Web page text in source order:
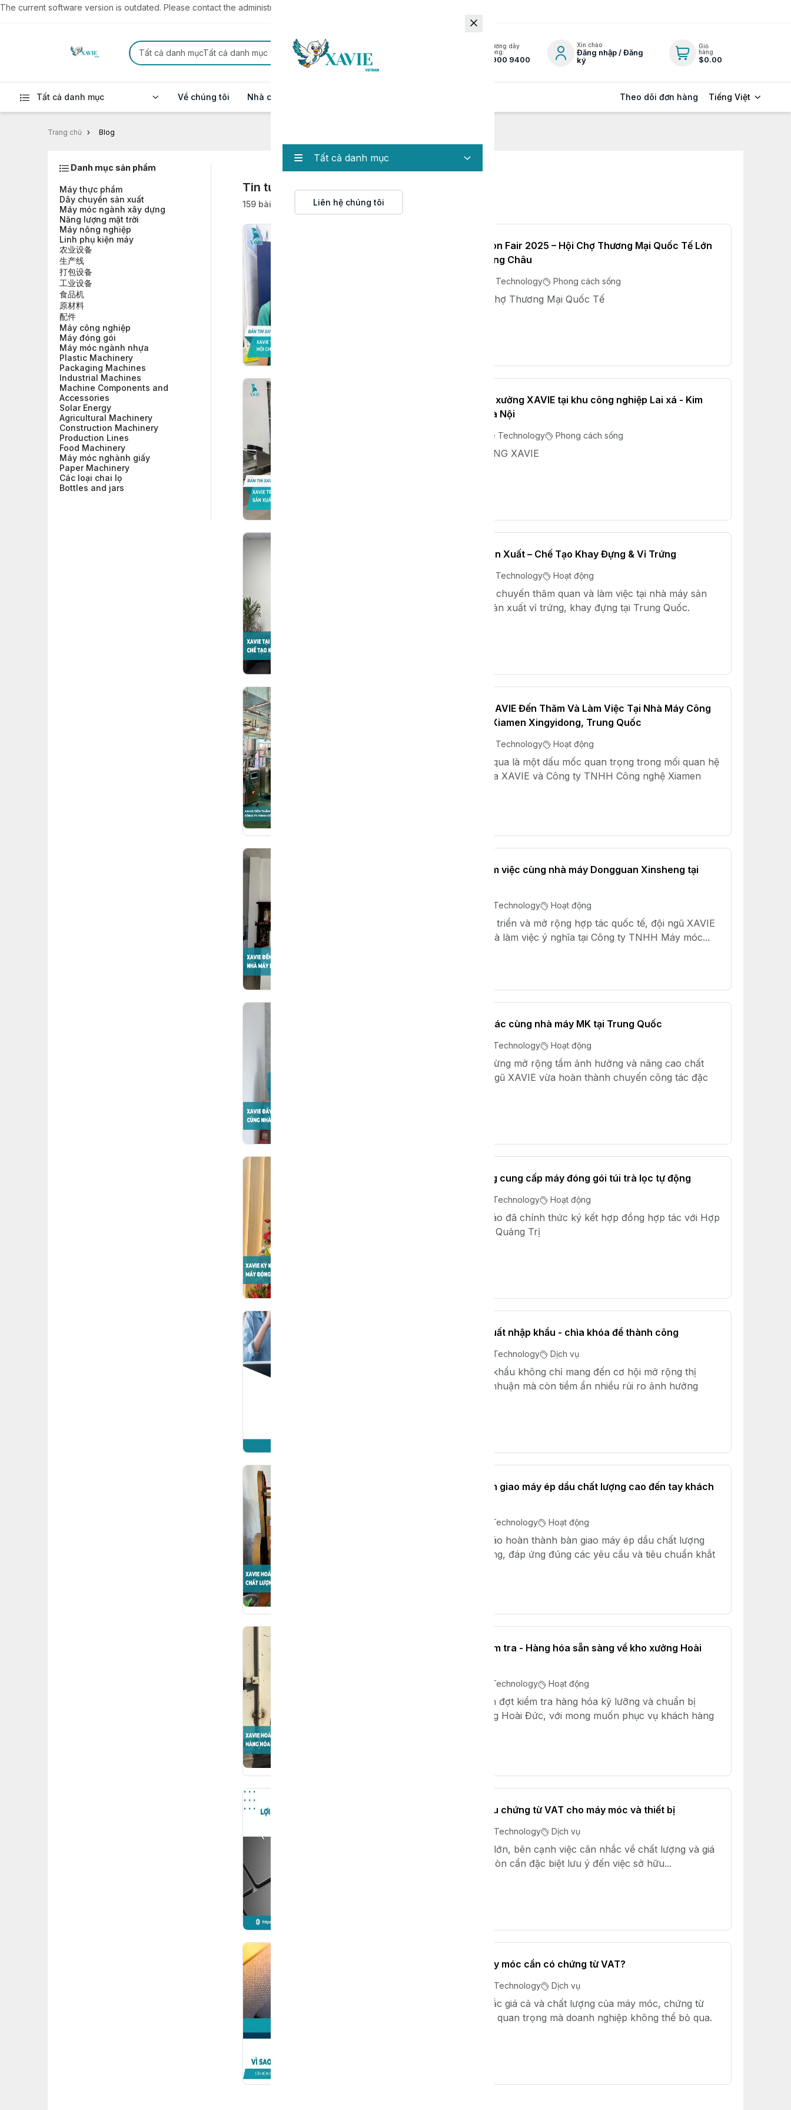
The current software version is outdated. Please contact the administrator to update to the latest version.
Tất cả danh mục
Liên hệ chúng tôi
Tất cả danh mụcTất cả danh mục
Đường dây
nóng:
1900 9400
Xin chào
Đăng nhập / Đăng
ký
Giỏ
hàng
$0.00
Tất cả danh mục Về chúng tôi Nhà cung cấp Theo dõi đơn hàng Tiếng Việt
Trang chủ Blog
Danh mục sản phẩm
Máy thực phẩm
Dây chuyền sản xuất
Máy móc ngành xây dựng
Năng lượng mặt trời
Máy nông nghiệp
Linh phụ kiện máy
农业设备
生产线
打包设备
工业设备
食品机
原材料
配件
Máy công nghiệp
Máy đóng gói
Máy móc ngành nhựa
Plastic Machinery
Packaging Machines
Industrial Machines
Machine Components and
Accessories
Solar Energy
Agricultural Machinery
Construction Machinery
Production Lines
Food Machinery
Máy móc nghành giấy
Paper Machinery
Các loại chai lọ
Bottles and jars
Tin tức
159 bài viết
XAVIE Tham Dự Canton Fair 2025 – Hội Chợ Thương Mại Quốc Tế Lớn
Nhất Thế Giới Tại Quảng Châu
Xavie Technology Phong cách sống
XAVIE Tham Dự Hội Chợ Thương Mại Quốc Tế
Một góc hình ảnh nhà xưởng XAVIE tại khu công nghiệp Lai xá - Kim
Chung - Hoài Đức - Hà Nội
Xavie Technology Phong cách sống
HÌNH ẢNH NHÀ XƯỞNG XAVIE
XAVIE Tại Nhà Máy Sản Xuất – Chế Tạo Khay Đựng & Vỉ Trứng
Xavie Technology Hoạt động
Vừa qua, XAVIE đã có chuyến thăm quan và làm việc tại nhà máy sản
xuất và chế tạo máy sản xuất vỉ trứng, khay đựng tại Trung Quốc.
Hành Trình Gắn Kết: XAVIE Đến Thăm Và Làm Việc Tại Nhà Máy Công
Ty TNHH Công Nghệ Xiamen Xingyidong, Trung Quốc
Xavie Technology Hoạt động
Chuyến công tác vừa qua là một dấu mốc quan trọng trong mối quan hệ
hợp tác chiến lược giữa XAVIE và Công ty TNHH Công nghệ Xiamen
XAVIE đến thăm và làm việc cùng nhà máy Dongguan Xinsheng tại
Xavie Technology Hoạt động
Trong hành trình phát triển và mở rộng hợp tác quốc tế, đội ngũ XAVIE
vừa có chuyến thăm và làm việc ý nghĩa tại Công ty TNHH Máy móc...
XAVIE đẩy mạnh hợp tác cùng nhà máy MK tại Trung Quốc
Xavie Technology Hoạt động
Với mục tiêu không ngừng mở rộng tầm ảnh hưởng và nâng cao chất
lượng sản phẩm, đội ngũ XAVIE vừa hoàn thành chuyến công tác đặc
XAVIE ký kết hợp đồng cung cấp máy đóng gói túi trà lọc tự động
Xavie Technology Hoạt động
XAVIE tự hào thông báo đã chính thức ký kết hợp đồng hợp tác với Hợp
tác xã nông nghiệp tại Quảng Trị
Quản lý rủi ro trong xuất nhập khẩu - chìa khóa để thành công
Xavie Technology Dịch vụ
Hoạt động xuất nhập khẩu không chỉ mang đến cơ hội mở rộng thị
trường và gia tăng lợi nhuận mà còn tiềm ẩn nhiều rủi ro ảnh hưởng
XAVIE hoàn thành bàn giao máy ép dầu chất lượng cao đến tay khách
Xavie Technology Hoạt động
XAVIE tự hào thông báo hoàn thành bàn giao máy ép dầu chất lượng
cao đến tay khách hàng, đáp ứng đúng các yêu cầu và tiêu chuẩn khắt
XAVIE hoàn thành kiểm tra - Hàng hóa sẵn sàng về kho xưởng Hoài
Xavie Technology Hoạt động
XAVIE vừa hoàn thành đợt kiểm tra hàng hóa kỹ lưỡng và chuẩn bị
chuyển đến kho xưởng Hoài Đức, với mong muốn phục vụ khách hàng
Lợi ích của việc sở hữu chứng từ VAT cho máy móc và thiết bị
Xavie Technology Dịch vụ
Khi đầu tư vào tài sản lớn, bên cạnh việc cân nhắc về chất lượng và giá
thành, doanh nghiệp còn cần đặc biệt lưu ý đến việc sở hữu...
VAT là gì và vì sao máy móc cần có chứng từ VAT?
Xavie Technology Dịch vụ
Bên cạnh việc cân nhắc giá cả và chất lượng của máy móc, chứng từ
VAT cũng đóng vai trò quan trọng mà doanh nghiệp không thể bỏ qua.